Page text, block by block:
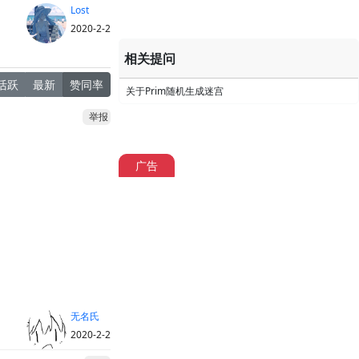
Lost
2020-2-2
跃 最新 赞同率
举报
无名氏
2020-2-2
相关提问
关于Prim随机生成迷宫
广告